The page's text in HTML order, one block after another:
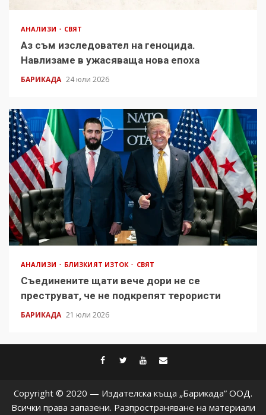
АНАЛИЗИ СВЯТ
Аз съм изследовател на геноцида.
Навлизаме в ужасяваща нова епоха
БАРИКАДА 24 юли 2026
АНАЛИЗИ БЛИЗКИЯТ ИЗТОК СВЯТ
Съединените щати вече дори не се
преструват, че не подкрепят терористи
БАРИКАДА 21 юли 2026
facebook
twitter
youtube
Copyright © 2020 — Издателска къща „Барикада” ООД.
Всички права запазени. Разпространяване на материали